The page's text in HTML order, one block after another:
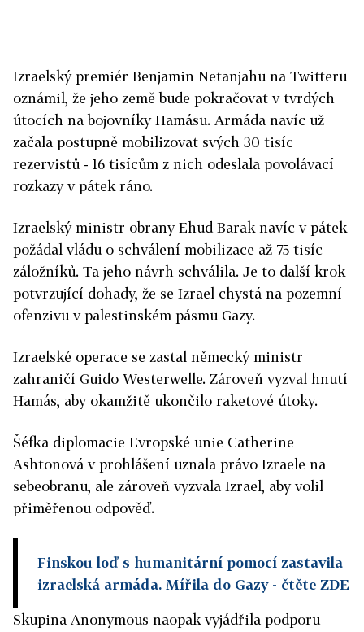
Izraelský premiér Benjamin Netanjahu na Twitteru
oznámil, že jeho země bude pokračovat v tvrdých
útocích na bojovníky Hamásu. Armáda navíc už
začala postupně mobilizovat svých 30 tisíc
rezervistů - 16 tisícům z nich odeslala povolávací
rozkazy v pátek ráno.
Izraelský ministr obrany Ehud Barak navíc v pátek
požádal vládu o schválení mobilizace až 75 tisíc
záložníků. Ta jeho návrh schválila. Je to další krok
potvrzující dohady, že se Izrael chystá na pozemní
ofenzivu v palestinském pásmu Gazy.
Izraelské operace se zastal německý ministr
zahraničí Guido Westerwelle. Zároveň vyzval hnutí
Hamás, aby okamžitě ukončilo raketové útoky.
Šéfka diplomacie Evropské unie Catherine
Ashtonová v prohlášení uznala právo Izraele na
sebeobranu, ale zároveň vyzvala Izrael, aby volil
přiměřenou odpověď.
Finskou loď s humanitární pomocí zastavila
izraelská armáda. Mířila do Gazy- čtěte ZDE
Skupina Anonymous naopak vyjádřila podporu